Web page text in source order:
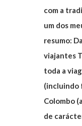
com a
um dos
resumo:
viajantes
toda a
(incluindo
Colombo
de